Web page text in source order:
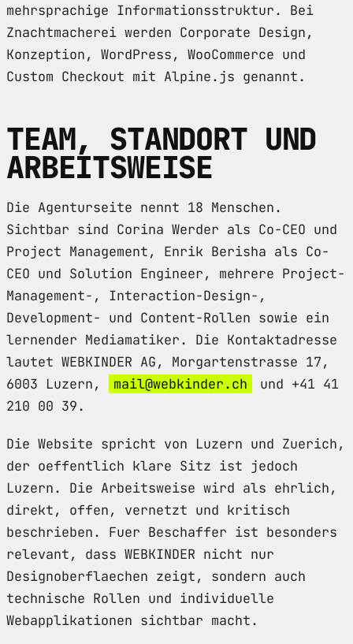
mehrsprachige Informationsstruktur. Bei
Znachtmacherei werden Corporate Design,
Konzeption, WordPress, WooCommerce und
Custom Checkout mit Alpine.js genannt.
TEAM, STANDORT UND
ARBEITSWEISE
Die Agenturseite nennt 18 Menschen.
Sichtbar sind Corina Werder als Co-CEO und
Project Management, Enrik Berisha als Co-
CEO und Solution Engineer, mehrere Project-
Management-, Interaction-Design-,
Development- und Content-Rollen sowie ein
lernender Mediamatiker. Die Kontaktadresse
lautet WEBKINDER AG, Morgartenstrasse 17,
6003 Luzern,
mail@webkinder.ch
und +41 41
210 00 39.
Die Website spricht von Luzern und Zuerich,
der oeffentlich klare Sitz ist jedoch
Luzern. Die Arbeitsweise wird als ehrlich,
direkt, offen, vernetzt und kritisch
beschrieben. Fuer Beschaffer ist besonders
relevant, dass WEBKINDER nicht nur
Designoberflaechen zeigt, sondern auch
technische Rollen und individuelle
Webapplikationen sichtbar macht.